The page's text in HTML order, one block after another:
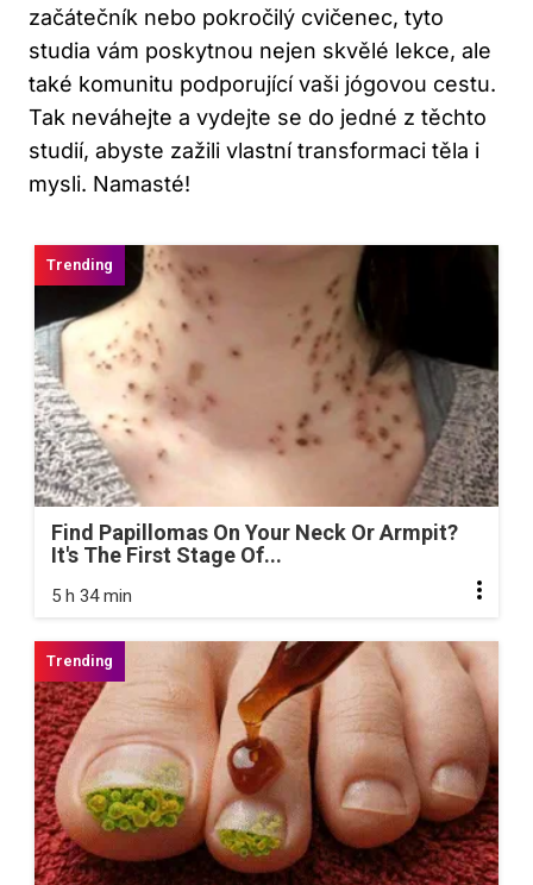
začátečník nebo pokročilý cvičenec, tyto
⁤studia vám poskytnou nejen skvělé ⁣lekce, ale
také komunitu⁣ podporující vaši jógovou cestu.⁣
Tak⁢ neváhejte a‍ vydejte se‌ do jedné z těchto
studií, abyste zažili vlastní transformaci ​těla i
mysli. Namasté!
Find Papillomas On Your Neck Or Armpit?
It's The First Stage Of...
5 h 34 min